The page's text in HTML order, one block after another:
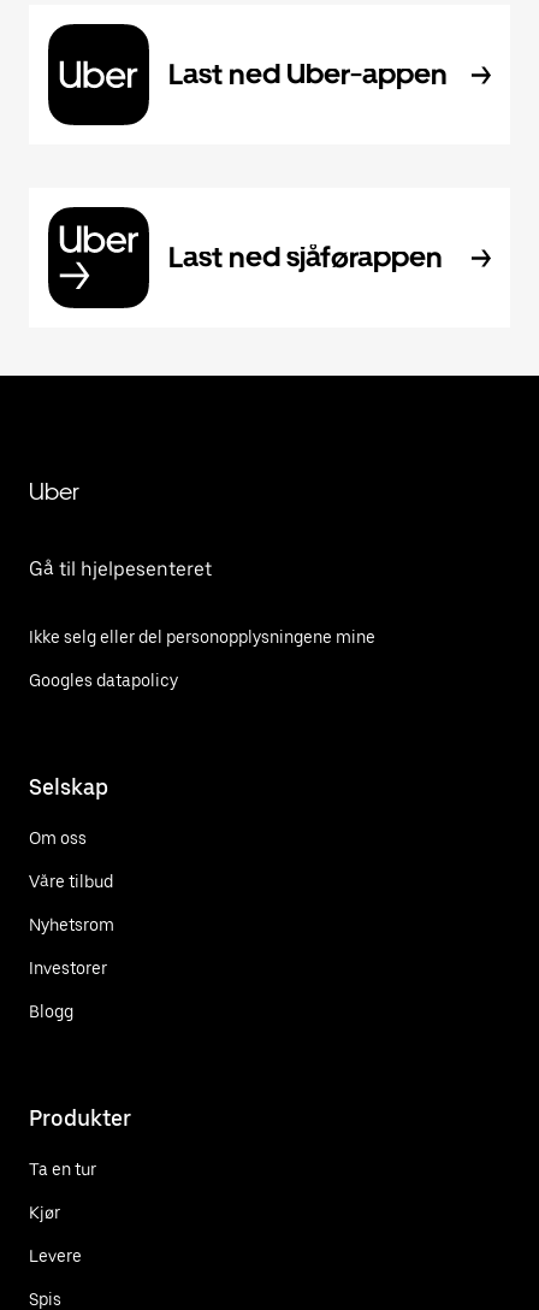
Last ned Uber-appen
Last ned sjåførappen
Uber
Gå til hjelpesenteret
Ikke selg eller del personopplysningene mine
Googles datapolicy
Selskap
Om oss
Våre tilbud
Nyhetsrom
Investorer
Blogg
Produkter
Ta en tur
Kjør
Levere
Spis